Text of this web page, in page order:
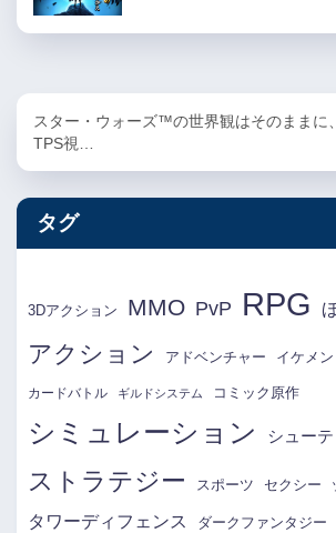
スター・ウォーズ™の世界観はそのままに
TPS視…
タグ
3Dアクション MMO PvP RPG
アクション アドベンチャー イケメン
カードバトル ギルドシステム コミック原作
シミュレーション シュー
ストラテジー スポーツ セクシー
タワーディフェンス ダークファンタジー